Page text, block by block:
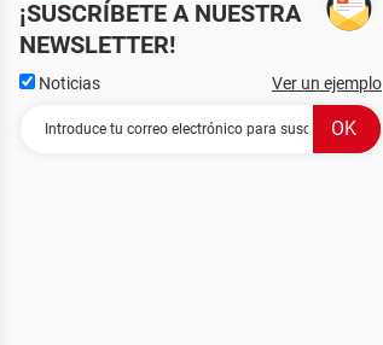
¡SUSCRÍBETE A NUESTRA
NEWSLETTER!
Noticias Ver un ejemplo